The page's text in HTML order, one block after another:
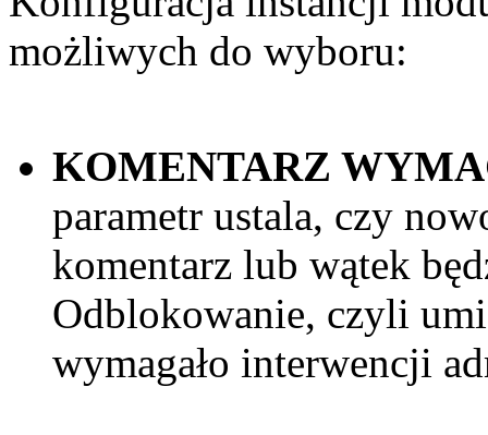
możliwych do wyboru:
KOMENTARZ
parametr ustala, czy
komentarz lub wątek
Odblokowanie, czyli
wymagało interwencji